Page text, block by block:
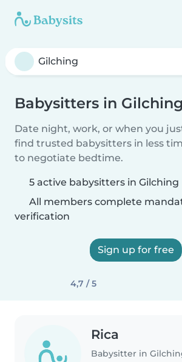
Babysitters in Gilching
Date night, work, or when you
find trusted babysitters in less
to negotiate bedtime.
5 active babysitters in Gilching
All members complete
verification
Sign up for free
4,7 / 5
Rica
Babysitter in